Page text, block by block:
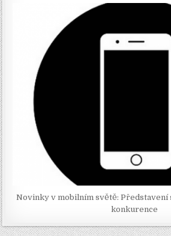
Novinky v mobilním světě: Představení
konkurence